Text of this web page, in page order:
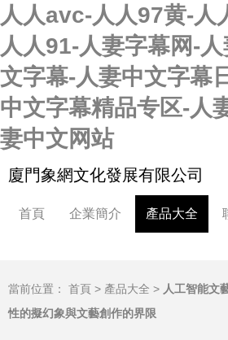
人人avc-人人97黄-人
人人91-人妻字幕网-
文字幕-人妻中文字幕
中文字幕精品专区-人
妻中文网站
廈門象網文化發展有限公司
首頁 企業簡介 產品大全
當前位置： 首頁 > 產品大全 > 人工智能文
性的擬幻象與文藝創作的界限